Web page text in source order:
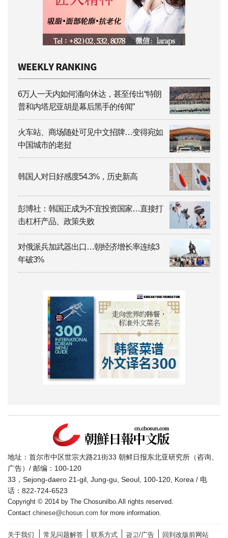
6万人一天内如何涌向休达，甚至传出“特朗
普和内塔尼亚胡是幕后黑手的传闻”
火车站、商场随处可见中文招牌…变得宛如
中国城市的老挝
韩国人对日好感度54.3%，历史新高
彭博社：韩国正成为不宜投资国家…直接打
击杠杆产品、政策失败
对俄派兵加武器出口…朝经济增长率连续3
年破3%
地址：首尔市中区世宗大路21街33 朝鲜日报东北亚研究所（咨询、
广告）/ 邮编：100-120
33，Sejong-daero 21-gil, Jung-gu, Seoul, 100-120, Korea / 电
话：822-724-6523
Copyright © 2014 by The Chosunilbo.All rights reserved.
Contact chinese@chosun.com for more information.
关于我们 常见问题解答 联系方式 광고/广告 回到改版前网站